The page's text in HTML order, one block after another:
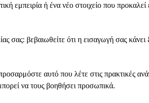
εμπειρία ή ένα νέο στοιχείο που
σας: βεβαιωθείτε ότι η εισαγωγή σας
αυτό που λέτε στις πρακτικές
να τους βοηθήσει προσωπικά.